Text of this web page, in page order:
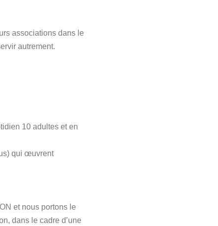
associations dans le
autrement.
10 adultes et en
qui œuvrent
et nous portons le
dans le cadre d’une